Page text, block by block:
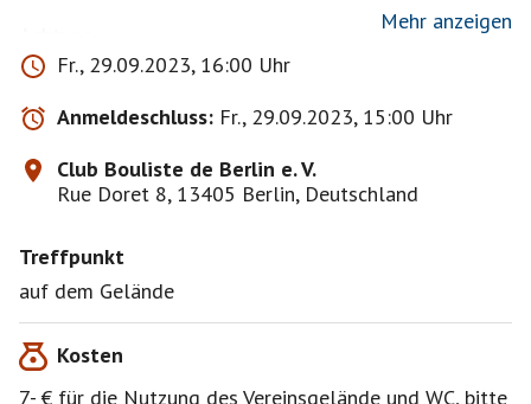
freitags werden wir nicht vom Verein bekocht !
deswegen bitte vorher etwas essen.
Spielregeln sind leicht verständlich und werden vor
https://www.boulesobut.de/de/spielregeln-fur-
petanque
Damit gleiche Bedingungen für alle Teilnehmer
bestehen, werden die Spielgeräte vom Veranstalter
Mehr anzeigen
Fr., 29.09.2023, 16:00 Uhr
Anmeldeschluss: Fr., 29.09.2023, 15:00 Uhr
Club Bouliste de Berlin e. V.
Rue Doret 8, 13405 Berlin, Deutschland
Treffpunkt
auf dem Gelände
Kosten
7- € für die Nutzung des Vereinsgelände und WC, bitte